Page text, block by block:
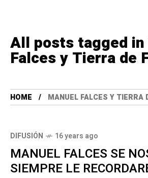
All posts tagged
Falces y Tierra de
HOME MANUEL FALCES Y TIERRA
DIFUSIÓN 16 years ago
MANUEL FALCES SE
SIEMPRE LE